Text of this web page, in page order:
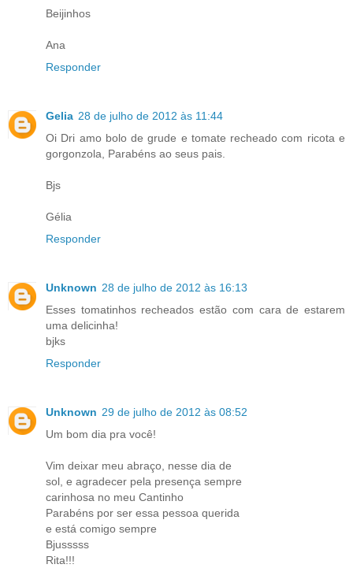
Beijinhos
Ana
Responder
Gelia 28 de julho de 2012 às 11:44
Oi Dri amo bolo de grude e tomate recheado com ricota e
gorgonzola, Parabéns ao seus pais.
Bjs
Gélia
Responder
Unknown 28 de julho de 2012 às 16:13
Esses tomatinhos recheados estão com cara de estarem
uma delicinha!
bjks
Responder
Unknown 29 de julho de 2012 às 08:52
Um bom dia pra você!
Vim deixar meu abraço, nesse dia de
sol, e agradecer pela presença sempre
carinhosa no meu Cantinho
Parabéns por ser essa pessoa querida
e está comigo sempre
Bjusssss
Rita!!!